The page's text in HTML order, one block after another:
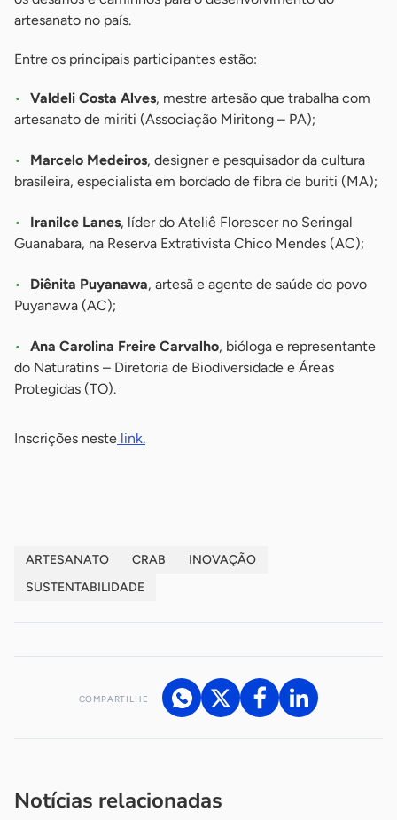
artesanato no país.
Entre os principais participantes estão:
Valdeli Costa Alves, mestre artesão que trabalha com
artesanato de miriti (Associação Miritong – PA);
Marcelo Medeiros, designer e pesquisador da cultura
brasileira, especialista em bordado de fibra de buriti (MA);
Iranilce Lanes, líder do Ateliê Florescer no Seringal
Guanabara, na Reserva Extrativista Chico Mendes (AC);
Diênita Puyanawa, artesã e agente de saúde do povo
Puyanawa (AC);
Ana Carolina Freire Carvalho, bióloga e representante
do Naturatins – Diretoria de Biodiversidade e Áreas
Protegidas (TO).
Inscrições neste link.
ARTESANATO CRAB
INOVAÇÃO
SUSTENTABILIDADE
COMPARTILHE
Notícias relacionadas